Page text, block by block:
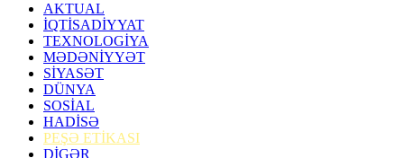
AKTUAL
İQTİSADİYYAT
TEXNOLOGİYA
MƏDƏNİYYƏT
SİYASƏT
DÜNYA
SOSİAL
HADİSƏ
PEŞƏ ETİKASI
DİGƏR